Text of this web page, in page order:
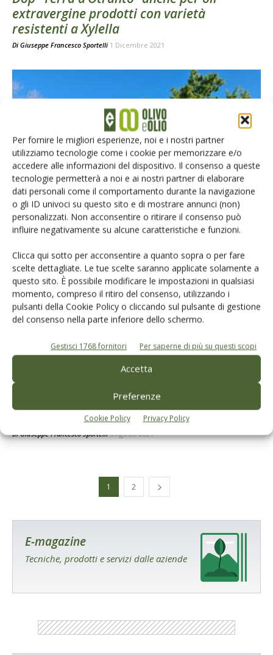
Per fornire le migliori esperienze, noi e i nostri partner
utilizziamo tecnologie come i cookie per memorizzare e/o
accedere alle informazioni del dispositivo. Il consenso a queste
tecnologie permetterà a noi e ai nostri partner di elaborare
dati personali come il comportamento durante la navigazione
o gli ID univoci su questo sito e di mostrare annunci (non)
personalizzati. Non acconsentire o ritirare il consenso può
influire negativamente su alcune caratteristiche e funzioni.
Clicca qui sotto per acconsentire a quanto sopra o per fare
scelte dettagliate. Le tue scelte saranno applicate solamente a
questo sito. È possibile modificare le impostazioni in qualsiasi
momento, compreso il ritiro del consenso, utilizzando i
pulsanti della Cookie Policy o cliccando sul pulsante di gestione
del consenso nella parte inferiore dello schermo.
Gestisci 1768 fornitori Per saperne di più su questi scopi
Accetta
Preferenze
Cookie Policy Privacy Policy
extravergine prodotti con varietà
resistenti a Xylella
Di Giuseppe Francesco Sportelli 1 Dicembre 2021
RICERCA SCIENTIFICA
Xylella protagonista anche a Evootrends
2021
Xylella, via libera agli impianti in zona
infetta di frutteti e agrumeti
DiGiuseppe Francesco Sportelli 6 Agosto 2021
1 2
E-magazine
Tecniche, prodotti e servizi dalle aziende